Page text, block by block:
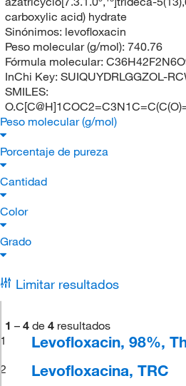
carboxylic acid) hydrate
Sinónimos: levofloxacin
Peso molecular (g/mol): 740.76
Fórmula molecular:
InChi Key: SUIQUYDRLGGZOL-
SMILES:
Peso molecular (g/mol)
Porcentaje de pureza
Cantidad
Color
Grado
Limitar resultados
1 – 4 de 4 resultados
1
Levofloxacin, 98%,
2 Levofloxacina, TRC